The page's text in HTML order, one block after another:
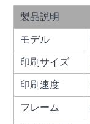
製品説明
モデル
印刷サイズ
印刷速度
フレーム